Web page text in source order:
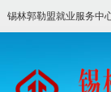
锡林郭勒盟就业服务中